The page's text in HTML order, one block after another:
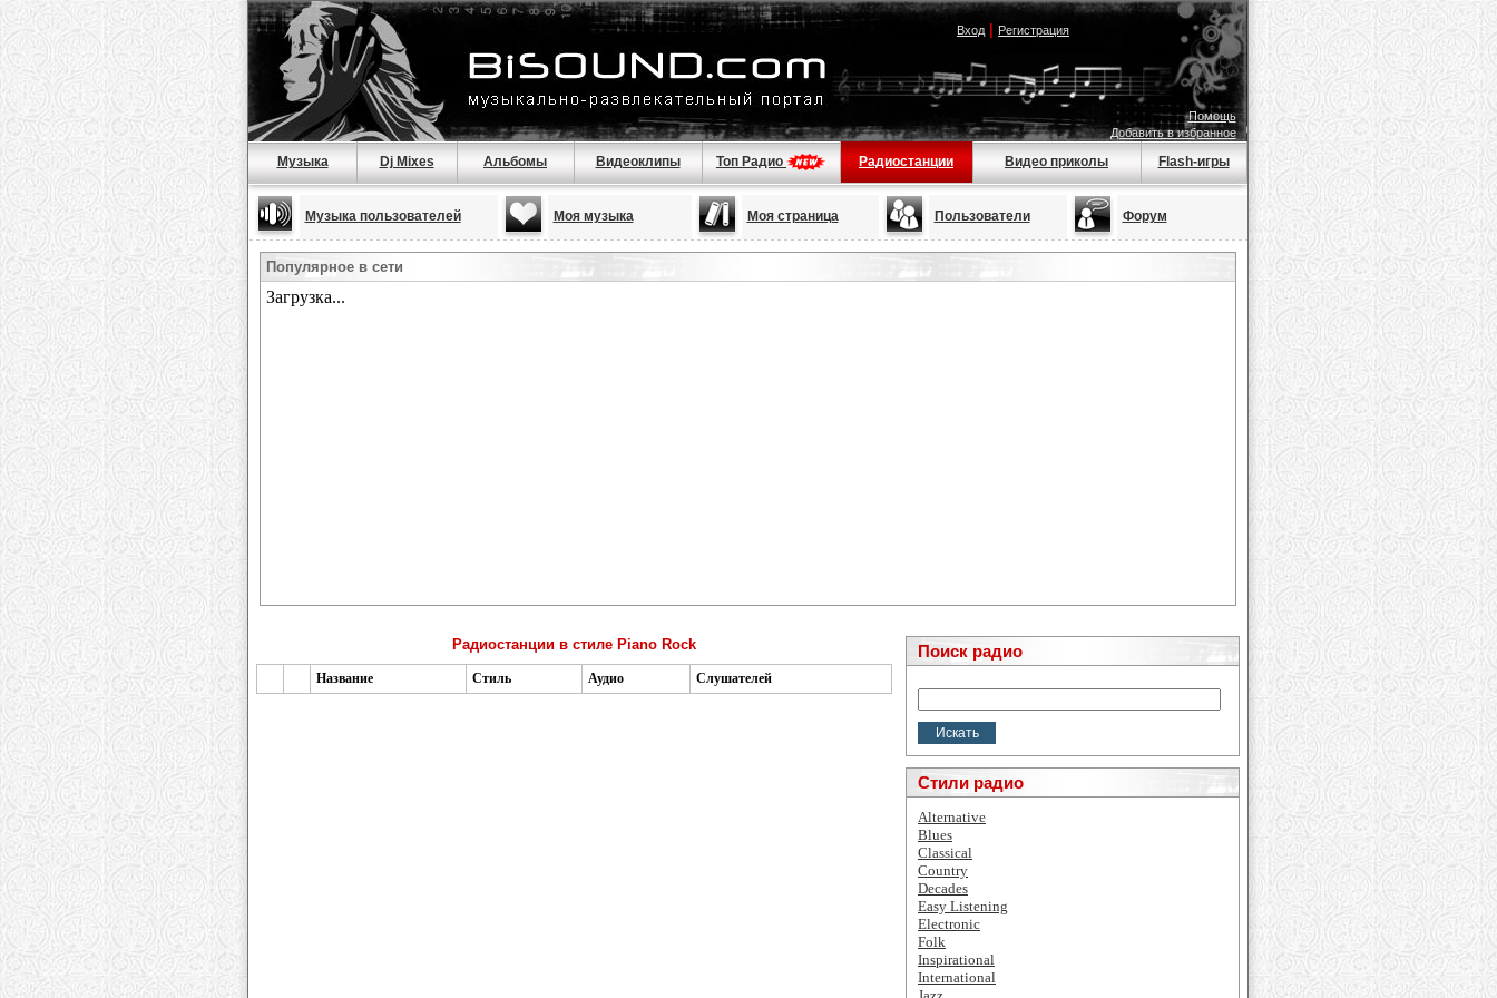
Вход| Регистрация
Помощь
Добавить в избранное
Музыка Dj Mixes Альбомы Видеоклипы Топ Радио Радиостанции Видео приколы Flash-игры
Музыка пользователей Моя музыка Моя страница Пользователи Форум
Популярное в сети
Радиостанции в стиле Piano Rock
Название Стиль Аудио Слушателей
Поиск радио
Стили радио
Alternative
Blues
Classical
Country
Decades
Easy Listening
Electronic
Folk
Inspirational
International